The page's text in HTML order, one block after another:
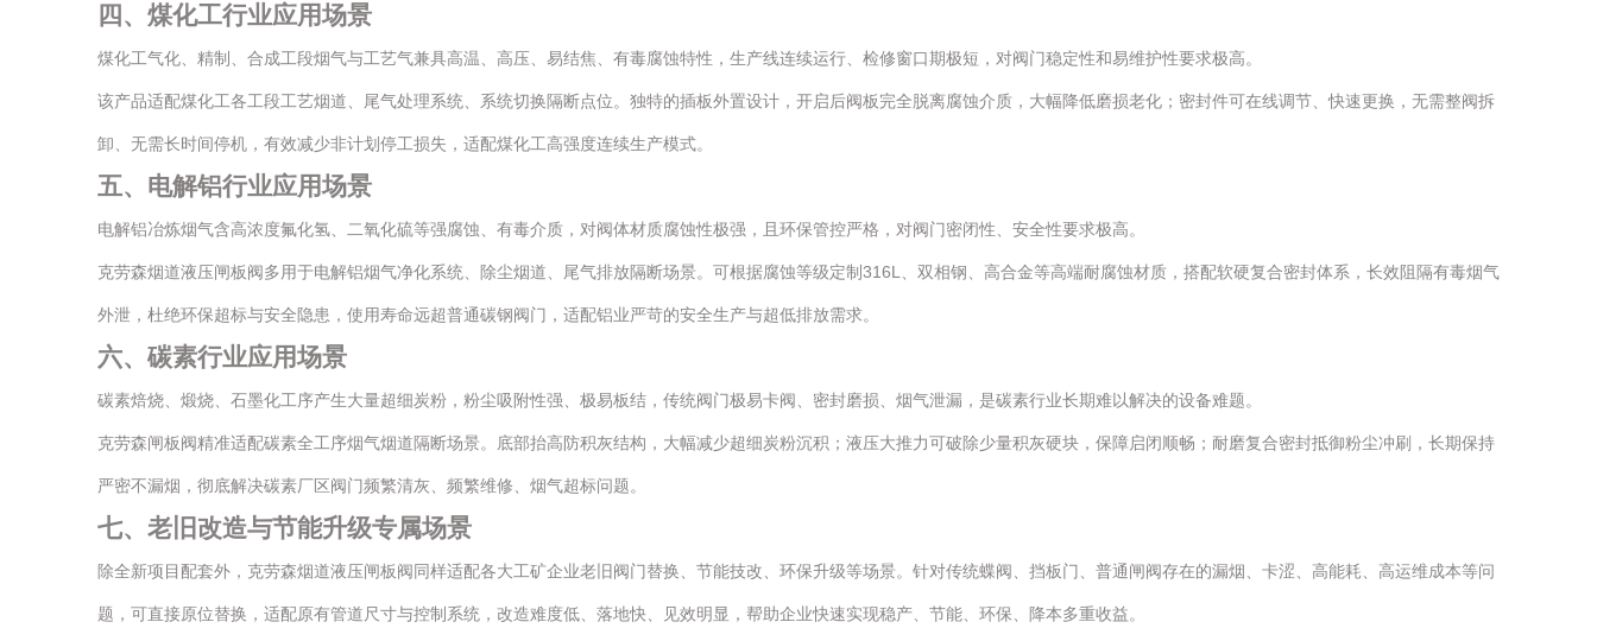
四、煤化工行业应用场景
煤化工气化、精制、合成工段烟气与工艺气兼具高温、高压、易结焦、有毒腐蚀特性，生产线连续运行、检修窗口期极短，对阀门稳定性和易维护性要求极高。
该产品适配煤化工各工段工艺烟道、尾气处理系统、系统切换隔断点位。独特的插板外置设计，开启后阀板完全脱离腐蚀介质，大幅降低磨损老化；密封件可在线调节、快速更换，无需整阀拆
卸、无需长时间停机，有效减少非计划停工损失，适配煤化工高强度连续生产模式。
五、电解铝行业应用场景
电解铝冶炼烟气含高浓度氟化氢、二氧化硫等强腐蚀、有毒介质，对阀体材质腐蚀性极强，且环保管控严格，对阀门密闭性、安全性要求极高。
克劳森烟道液压闸板阀多用于电解铝烟气净化系统、除尘烟道、尾气排放隔断场景。可根据腐蚀等级定制316L、双相钢、高合金等高端耐腐蚀材质，搭配软硬复合密封体系，长效阻隔有毒烟气
外泄，杜绝环保超标与安全隐患，使用寿命远超普通碳钢阀门，适配铝业严苛的安全生产与超低排放需求。
六、碳素行业应用场景
碳素焙烧、煅烧、石墨化工序产生大量超细炭粉，粉尘吸附性强、极易板结，传统阀门极易卡阀、密封磨损、烟气泄漏，是碳素行业长期难以解决的设备难题。
克劳森闸板阀精准适配碳素全工序烟气烟道隔断场景。底部抬高防积灰结构，大幅减少超细炭粉沉积；液压大推力可破除少量积灰硬块，保障启闭顺畅；耐磨复合密封抵御粉尘冲刷，长期保持
严密不漏烟，彻底解决碳素厂区阀门频繁清灰、频繁维修、烟气超标问题。
七、老旧改造与节能升级专属场景
除全新项目配套外，克劳森烟道液压闸板阀同样适配各大工矿企业老旧阀门替换、节能技改、环保升级等场景。针对传统蝶阀、挡板门、普通闸阀存在的漏烟、卡涩、高能耗、高运维成本等问
题，可直接原位替换，适配原有管道尺寸与控制系统，改造难度低、落地快、见效明显，帮助企业快速实现稳产、节能、环保、降本多重收益。